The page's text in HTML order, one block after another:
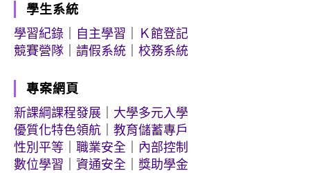
學生系統
學習紀錄
自主學習
Ｋ館登記
競賽營隊
請假系統 校務系統
專案網頁
新課綱課程發展
大學多元入學
優質化特色領航
教育儲蓄專戶
性別平等
職業安全
內部控制
數位學習
資通安全 獎助學金